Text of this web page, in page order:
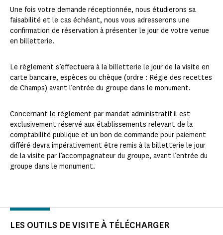
Une fois votre demande réceptionnée, nous étudierons sa
faisabilité et le cas échéant, nous vous adresserons une
confirmation de réservation à présenter le jour de votre venue
en billetterie.
Le règlement s’effectuera à la billetterie le jour de la visite en
carte bancaire, espèces ou chèque (ordre : Régie des recettes
de Champs) avant l’entrée du groupe dans le monument.
Concernant le règlement par mandat administratif il est
exclusivement réservé aux établissements relevant de la
comptabilité publique et un bon de commande pour paiement
différé devra impérativement être remis à la billetterie le jour
de la visite par l’accompagnateur du groupe, avant l’entrée du
groupe dans le monument.
LES OUTILS DE VISITE À TÉLÉCHARGER